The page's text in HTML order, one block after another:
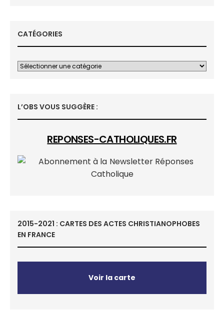
CATÉGORIES
L’OBS VOUS SUGGÈRE :
REPONSES-CATHOLIQUES.FR
2015-2021 : CARTES DES ACTES CHRISTIANOPHOBES
EN FRANCE
Voir la carte